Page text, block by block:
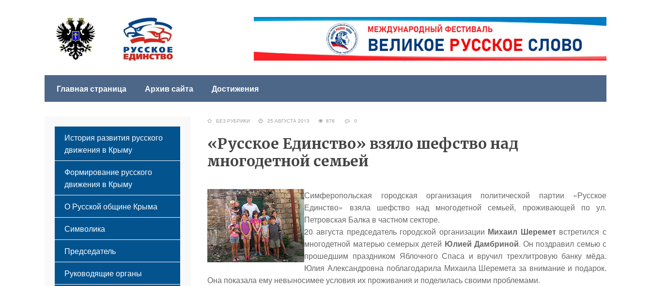
Главная страница Архив сайта Достижения
БЕЗ РУБРИКИ 25 АВГУСТА 2013 876 0
«Русское Единство» взяло шефство над
многодетной семьей
Симферопольская городская организация политической партии «Русское
Единство» взяла шефство над многодетной семьей, проживающей по ул.
Петровская Балка в частном секторе.
20 августа председатель городской организации Михаил Шереметвстретился с
многодетной матерью семерых детей Юлией Дамбриной. Он поздравил семью с
прошедшим праздником Яблочного Спаса и вручил трехлитровую банку мёда.
Юлия Александровна поблагодарила Михаила Шеремета за внимание и подарок.
Она показала ему невыносимее условия их проживания и поделилась своими проблемами.
История развития русского
движения в Крыму
Формирование русского
движения в Крыму
Русский Крым
О Русской общине Крыма
Этапы становления
Принципы деятельности
Структура
Мероприятия
Символика
Флаг
Герб
Гимн
Председатель
Руководящие органы